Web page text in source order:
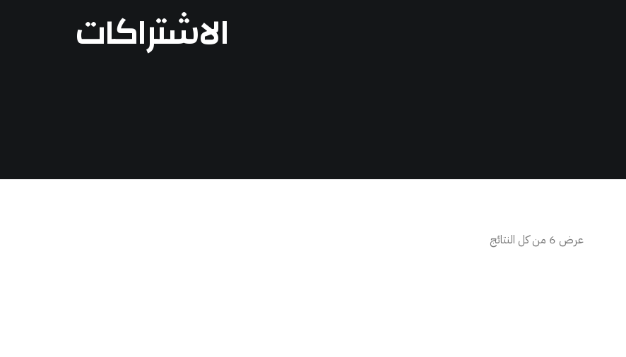
الاشتراكات
عرض ⁦6⁩ من كل النتائج